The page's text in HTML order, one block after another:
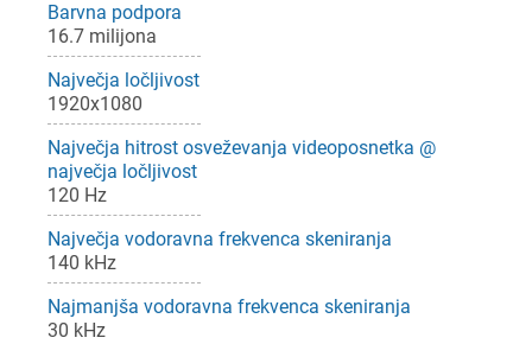
Barvna podpora
16.7 milijona
Največja ločljivost
1920x1080
Največja hitrost osveževanja videoposnetka @
največja ločljivost
120 Hz
Največja vodoravna frekvenca skeniranja
140 kHz
Najmanjša vodoravna frekvenca skeniranja
30 kHz